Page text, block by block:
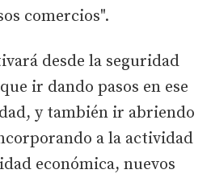
comercios".
desde la seguridad
ir dando pasos en ese
y también ir abriendo
a la actividad
económica, nuevos